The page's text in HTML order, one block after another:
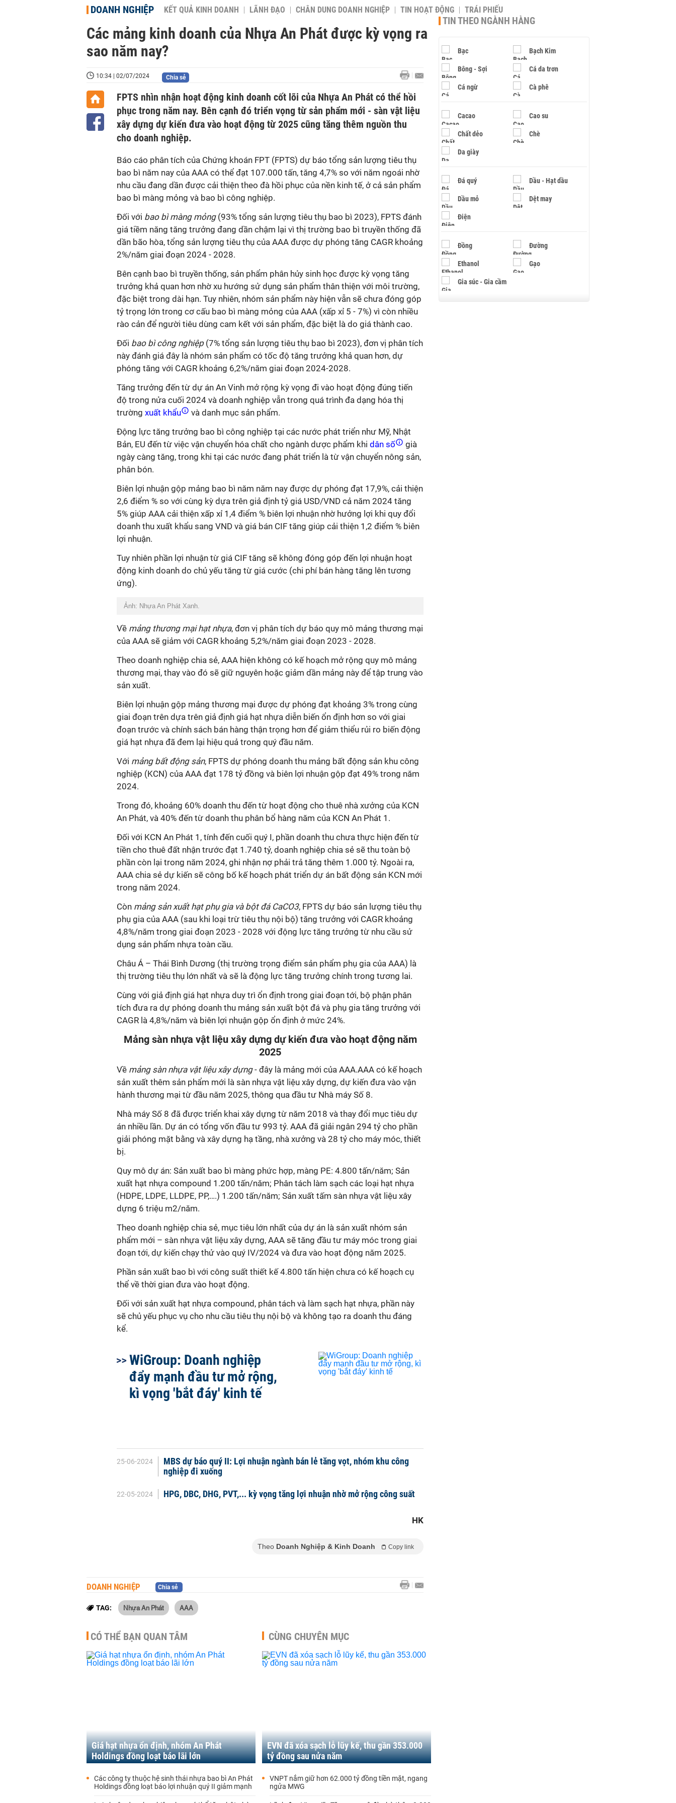
DOANH NGHIỆP KẾT QUẢ KINH DOANH LÃNH ĐẠO CHÂN DUNG DOANH NGHIỆP TIN HOẠT ĐỘNG TRÁI PHIẾU
Các mảng kinh doanh của Nhựa An Phát được kỳ vọng ra
sao năm nay?
10:34 | 02/07/2024 Chia sẻ
FPTS nhìn nhận hoạt động kinh doanh cốt lõi của Nhựa An Phát có thể hồi
phục trong năm nay. Bên cạnh đó triển vọng từ sản phẩm mới - sàn vật liệu
xây dựng dự kiến đưa vào hoạt động từ 2025 cũng tăng thêm nguồn thu
cho doanh nghiệp.
Báo cáo phân tích của Chứng khoán FPT (FPTS) dự báo tổng sản lượng tiêu thụ
bao bì năm nay của AAA có thể đạt 107.000 tấn, tăng 4,7% so với năm ngoái nhờ
nhu cầu đang dần được cải thiện theo đà hồi phục của nền kinh tế, ở cả sản phẩm
bao bì màng mỏng và bao bì công nghiệp.
Đối với bao bì màng mỏng(93% tổng sản lượng tiêu thụ bao bì 2023), FPTS đánh
giá tiềm năng tăng trưởng đang dần chậm lại vì thị trường bao bì truyền thống đã
dần bão hòa, tổng sản lượng tiêu thụ của AAA được dự phóng tăng CAGR khoảng
2%/năm giai đoạn 2024 - 2028.
Bên cạnh bao bì truyền thống, sản phẩm phân hủy sinh học được kỳ vọng tăng
trưởng khả quan hơn nhờ xu hướng sử dụng sản phẩm thân thiện với môi trường,
đặc biệt trong dài hạn. Tuy nhiên, nhóm sản phẩm này hiện vẫn sẽ chưa đóng góp
tỷ trọng lớn trong cơ cấu bao bì màng mỏng của AAA (xấp xỉ 5 - 7%) vì còn nhiều
rào cản để người tiêu dùng cam kết với sản phẩm, đặc biệt là do giá thành cao.
Đối bao bì công nghiệp (7% tổng sản lượng tiêu thụ bao bì 2023), đơn vị phân tích
này đánh giá đây là nhóm sản phẩm có tốc độ tăng trưởng khả quan hơn, dự
phóng tăng với CAGR khoảng 6,2%/năm giai đoạn 2024-2028.
Tăng trưởng đến từ dự án An Vinh mở rộng kỳ vọng đi vào hoạt động đúng tiến
độ trong nửa cuối 2024 và doanh nghiệp vẫn trong quá trình đa dạng hóa thị
trường xuất khẩu
và danh mục sản phẩm.
Động lực tăng trưởng bao bì công nghiệp tại các nước phát triển như Mỹ, Nhật
Bản, EU đến từ việc vận chuyển hóa chất cho ngành dược phẩm khi dân số
già
ngày càng tăng, trong khi tại các nước đang phát triển là từ vận chuyển nông sản,
phân bón.
Biên lợi nhuận gộp mảng bao bì năm năm nay được dự phóng đạt 17,9%, cải thiện
2,6 điểm % so với cùng kỳ dựa trên giả định tỷ giá USD/VND cả năm 2024 tăng
5% giúp AAA cải thiện xấp xỉ 1,4 điểm % biên lợi nhuận nhờ hưởng lợi khi quy đổi
doanh thu xuất khẩu sang VND và giá bán CIF tăng giúp cải thiện 1,2 điểm % biên
lợi nhuận.
Tuy nhiên phần lợi nhuận từ giá CIF tăng sẽ không đóng góp đến lợi nhuận hoạt
động kinh doanh do chủ yếu tăng từ giá cước (chi phí bán hàng tăng lên tương
ứng).
Ảnh: Nhựa An Phát Xanh.
Về mảng thương mại hạt nhựa, đơn vị phân tích dự báo quy mô mảng thương mại
của AAA sẽ giảm với CAGR khoảng 5,2%/năm giai đoạn 2023 - 2028.
Theo doanh nghiệp chia sẻ, AAA hiện không có kế hoạch mở rộng quy mô mảng
thương mại, thay vào đó sẽ giữ nguyên hoặc giảm dần mảng này để tập trung vào
sản xuất.
Biên lợi nhuận gộp mảng thương mại được dự phóng đạt khoảng 3% trong cùng
giai đoạn trên dựa trên giả định giá hạt nhựa diễn biến ổn định hơn so với giai
đoạn trước và chính sách bán hàng thận trọng hơn để giảm thiểu rủi ro biến động
giá hạt nhựa đã đem lại hiệu quả trong quý đầu năm.
Với mảng bất động sản, FPTS dự phóng doanh thu mảng bất động sản khu công
nghiệp (KCN) của AAA đạt 178 tỷ đồng và biên lợi nhuận gộp đạt 49% trong năm
2024.
Trong đó, khoảng 60% doanh thu đến từ hoạt động cho thuê nhà xưởng của KCN
An Phát, và 40% đến từ doanh thu phân bổ hàng năm của KCN An Phát 1.
Đối với KCN An Phát 1, tính đến cuối quý I, phần doanh thu chưa thực hiện đến từ
tiền cho thuê đất nhận trước đạt 1.740 tỷ, doanh nghiệp chia sẻ sẽ thu toàn bộ
phần còn lại trong năm 2024, ghi nhận nợ phải trả tăng thêm 1.000 tỷ. Ngoài ra,
AAA chia sẻ dự kiến sẽ công bố kế hoạch phát triển dự án bất động sản KCN mới
trong năm 2024.
Còn mảng sản xuất hạt phụ gia và bột đá CaCO3, FPTS dự báo sản lượng tiêu thụ
phụ gia của AAA (sau khi loại trừ tiêu thụ nội bộ) tăng trưởng với CAGR khoảng
4,8%/năm trong giai đoạn 2023 - 2028 với động lực tăng trưởng từ nhu cầu sử
dụng sản phẩm nhựa toàn cầu.
Châu Á – Thái Bình Dương (thị trường trọng điểm sản phẩm phụ gia của AAA) là
thị trường tiêu thụ lớn nhất và sẽ là động lực tăng trưởng chính trong tương lai.
Cùng với giả định giá hạt nhựa duy trì ổn định trong giai đoạn tới, bộ phận phân
tích đưa ra dự phóng doanh thu mảng sản xuất bột đá và phụ gia tăng trưởng với
CAGR là 4,8%/năm và biên lợi nhuận gộp ổn định ở mức 24%.
Mảng sàn nhựa vật liệu xây dựng dự kiến đưa vào hoạt động năm
2025
Về mảng sàn nhựa vật liệu xây dựng- đây là mảng mới của AAA.AAA có kế hoạch
sản xuất thêm sản phẩm mới là sàn nhựa vật liệu xây dựng, dự kiến đưa vào vận
hành thương mại từ đầu năm 2025, thông qua đầu tư Nhà máy Số 8.
Nhà máy Số 8 đã được triển khai xây dựng từ năm 2018 và thay đổi mục tiêu dự
án nhiều lần. Dự án có tổng vốn đầu tư 993 tỷ. AAA đã giải ngân 294 tỷ cho phần
giải phóng mặt bằng và xây dựng hạ tầng, nhà xưởng và 28 tỷ cho máy móc, thiết
bị.
Quy mô dự án: Sản xuất bao bì màng phức hợp, màng PE: 4.800 tấn/năm; Sản
xuất hạt nhựa compound 1.200 tấn/năm; Phân tách làm sạch các loại hạt nhựa
(HDPE, LDPE, LLDPE, PP,….) 1.200 tấn/năm; Sản xuất tấm sàn nhựa vật liệu xây
dựng 6 triệu m2/năm.
Theo doanh nghiệp chia sẻ, mục tiêu lớn nhất của dự án là sản xuất nhóm sản
phẩm mới – sàn nhựa vật liệu xây dựng, AAA sẽ tăng đầu tư máy móc trong giai
đoạn tới, dự kiến chạy thử vào quý IV/2024 và đưa vào hoạt động năm 2025.
Phần sản xuất bao bì với công suất thiết kế 4.800 tấn hiện chưa có kế hoạch cụ
thể về thời gian đưa vào hoạt động.
Đối với sản xuất hạt nhựa compound, phân tách và làm sạch hạt nhựa, phần này
sẽ chủ yếu phục vụ cho nhu cầu tiêu thụ nội bộ và không tạo ra doanh thu đáng
kể.
WiGroup: Doanh nghiệp
đẩy mạnh đầu tư mở rộng,
kì vọng 'bắt đáy' kinh tế
25-06-2024
MBS dự báo quý II: Lợi nhuận ngành bán lẻ tăng vọt, nhóm khu công
nghiệp đi xuống
22-05-2024 HPG, DBC, DHG, PVT,... kỳ vọng tăng lợi nhuận nhờ mở rộng công suất
HK
Theo Doanh Nghiệp & Kinh Doanh Copy link
DOANH NGHIỆP Chia sẻ
TAG: Nhựa An Phát AAA
CÓ THỂ BẠN QUAN TÂM
Giá hạt nhựa ổn định, nhóm An Phát
Holdings đồng loạt báo lãi lớn
Các công ty thuộc hệ sinh thái nhựa bao bì An Phát
Holdings đồng loạt báo lợi nhuận quý II giảm mạnh
CÙNG CHUYÊN MỤC
EVN đã xóa sạch lỗ lũy kế, thu gần 353.000
tỷ đồng sau nửa năm
VNPT nắm giữ hơn 62.000 tỷ đồng tiền mặt, ngang
ngửa MWG
TIN THEO NGÀNH HÀNG
Bạc Bạch Kim
Bông - Sợi Cá da trơn
Cá ngừ Cà phê
Cacao Cao su
Chất dẻo Chè
Da giày
Đá quý Dầu - Hạt dầu
Dầu mỏ Dệt may
Điện
Đồng Đường
Ethanol Gạo
Gia súc - Gia cầm